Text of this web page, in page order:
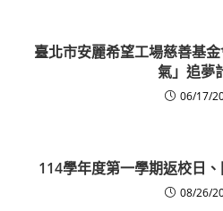
臺北市安麗希望工場慈善基
氣」追夢
06/17/
114學年度第一學期返校日
08/26/